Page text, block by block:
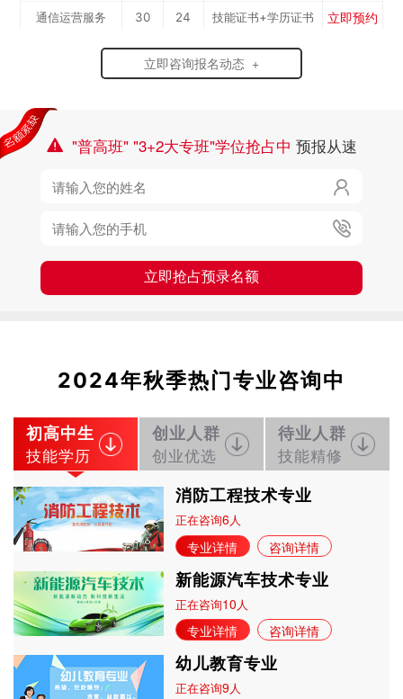
通信运营服务 30 24 技能证书+学历证书 立即预约
计算机应用与维修 50 41 技能证书+学历证书
150 122 技能证书+学历证书
轨道交通车辆运检
铁路客运服务 立即预约
公路施工与养护 30 立即预约
立即咨询报名动态 +
 "普高班" "3+2大专班"学位抢占中 预报从速


立即抢占预录名额
2024年秋季热门专业咨询中
初高中生
技能学历
创业人群
创业优选
待业人群
技能精修
消防工程技术专业
正在咨询6人
专业详情 咨询详情
新能源汽车技术专业
正在咨询10 人
专业详情 咨询详情
幼儿教育专业
正在咨询9人